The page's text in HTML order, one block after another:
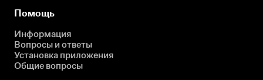
Помощь
Информация
Вопросы и ответы
Установка приложения
Общие вопросы